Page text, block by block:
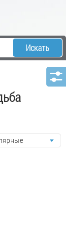
Искать